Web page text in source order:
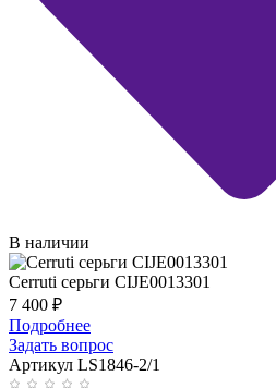
В наличии
Cerruti серьги CIJE0013301
7 400 ₽
Подробнее
Задать вопрос
Артикул LS1846-2/1